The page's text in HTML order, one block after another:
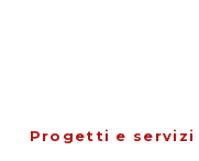
Progetti e servizi